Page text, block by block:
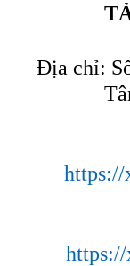
Địa chỉ:
https://